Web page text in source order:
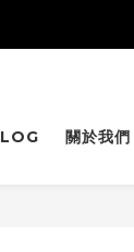
關於我們